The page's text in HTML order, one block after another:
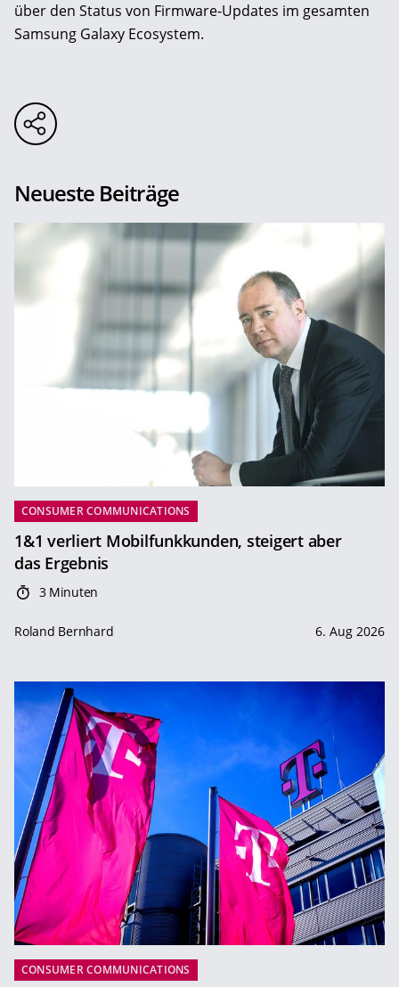
über den Status von Firmware-Updates im gesamten
Samsung Galaxy Ecosystem.
Neueste Beiträge
CONSUMER COMMUNICATIONS
1&1 verliert Mobilfunkkunden, steigert aber
das Ergebnis
3 Minuten
Roland Bernhard 6. Aug 2026
CONSUMER COMMUNICATIONS